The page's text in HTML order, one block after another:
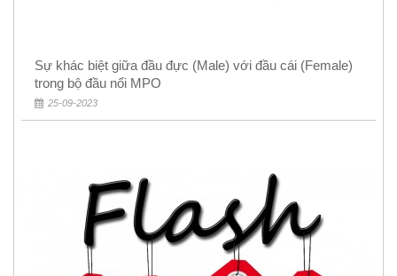
Sự khác biệt giữa đầu đực (Male) với đầu cái (Female)
trong bộ đầu nối MPO
25-09-2023